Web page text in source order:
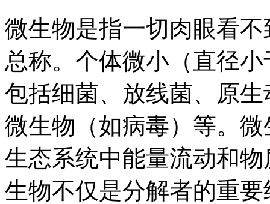
微生物是指一切肉眼看
总称。个体微小（直径
包括细菌、放线菌、原
微生物（如病毒）等。
生态系统中能量流动和
生物不仅是分解者的重